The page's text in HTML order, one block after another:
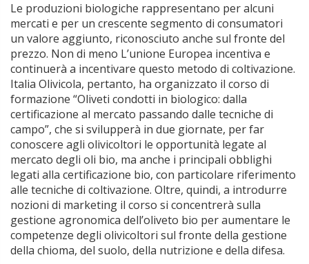
Le produzioni biologiche rappresentano per alcuni
mercati e per un crescente segmento di consumatori
un valore aggiunto, riconosciuto anche sul fronte del
prezzo. Non di meno L’unione Europea incentiva e
continuerà a incentivare questo metodo di coltivazione.
Italia Olivicola, pertanto, ha organizzato il corso di
formazione “Oliveti condotti in biologico: dalla
certificazione al mercato passando dalle tecniche di
campo”, che si svilupperà in due giornate, per far
conoscere agli olivicoltori le opportunità legate al
mercato degli oli bio, ma anche i principali obblighi
legati alla certificazione bio, con particolare riferimento
alle tecniche di coltivazione. Oltre, quindi, a introdurre
nozioni di marketing il corso si concentrerà sulla
gestione agronomica dell’oliveto bio per aumentare le
competenze degli olivicoltori sul fronte della gestione
della chioma, del suolo, della nutrizione e della difesa.